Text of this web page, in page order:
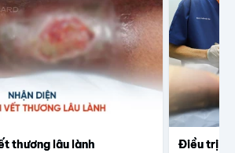
thương lâu lành
Điều trị